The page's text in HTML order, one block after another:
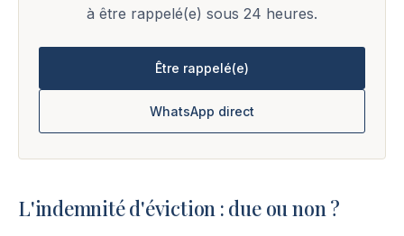
à être rappelé(e) sous 24 heures.
Être rappelé(e)
WhatsApp direct
L'indemnité d'éviction : due ou non ?